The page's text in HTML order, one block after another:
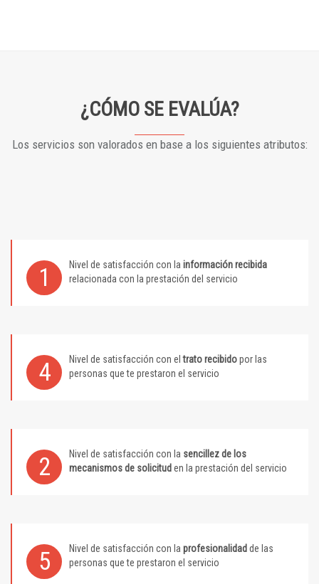
¿CÓMO SE EVALÚA?
Los servicios son valorados en base a los siguientes atributos:
1 Nivel de satisfacción con la información recibida
relacionada con la prestación del servicio
4 Nivel de satisfacción con eltrato recibidopor las
personas que te prestaron el servicio
2 Nivel de satisfacción con la sencillez de los
mecanismos de solicitud en la prestación del servicio
5 Nivel de satisfacción con la profesionalidad de las
personas que te prestaron el servicio